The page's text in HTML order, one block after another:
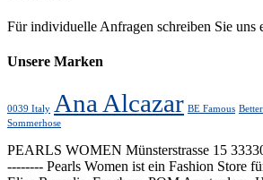
Für individuelle Anfragen schreiben Sie uns
Unsere Marken
0039 Italy Ana Alcazar BE Famous
Sommerhose
PEARLS WOMEN Münsterstrasse 15
-------- Pearls Women ist ein Fashion Store